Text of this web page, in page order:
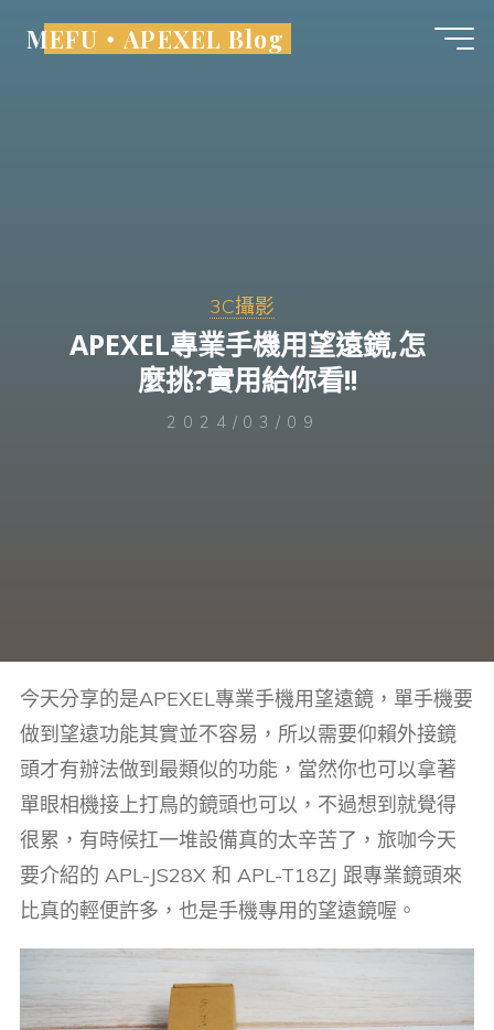
MEFU・APEXEL Blog
3C攝影
APEXEL專業手機用望遠鏡,怎
麼挑?實用給你看!!
2024/03/09
今天分享的是APEXEL專業手機用望遠鏡，單手機要
做到望遠功能其實並不容易，所以需要仰賴外接鏡
頭才有辦法做到最類似的功能，當然你也可以拿著
單眼相機接上打鳥的鏡頭也可以，不過想到就覺得
很累，有時候扛一堆設備真的太辛苦了，旅咖今天
要介紹的 APL-JS28X 和 APL-T18ZJ 跟專業鏡頭來
比真的輕便許多，也是手機專用的望遠鏡喔。